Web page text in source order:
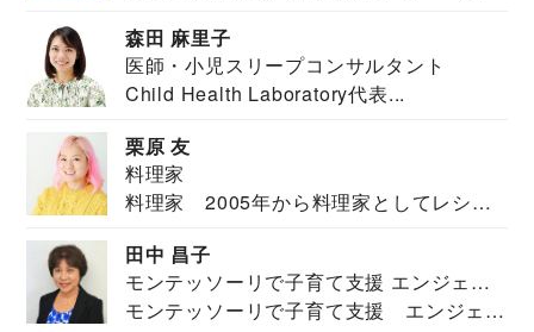
森田 麻里子
医師・小児スリープコンサルタント
Child Health Laboratory代表...
栗原 友
料理家
料理家 2005年から料理家としてレシピ
田中 昌子
モンテッソーリで子育て支援 エンジェル
ズハウス研究所所長
モンテッソーリで子育て支援 エンジェル